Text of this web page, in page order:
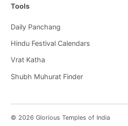
Tools
Daily Panchang
Hindu Festival Calendars
Vrat Katha
Shubh Muhurat Finder
© 2026 Glorious Temples of India